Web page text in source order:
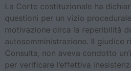
La Corte costituzionale ha
questioni per un vizio
motivazione circa la reperibilità
autosomministrazione. Il giudice
Consulta, non aveva condotto
per verificare l’effettiva